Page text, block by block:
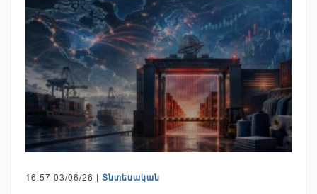
16:57 03/06/26 | Տնտեսական